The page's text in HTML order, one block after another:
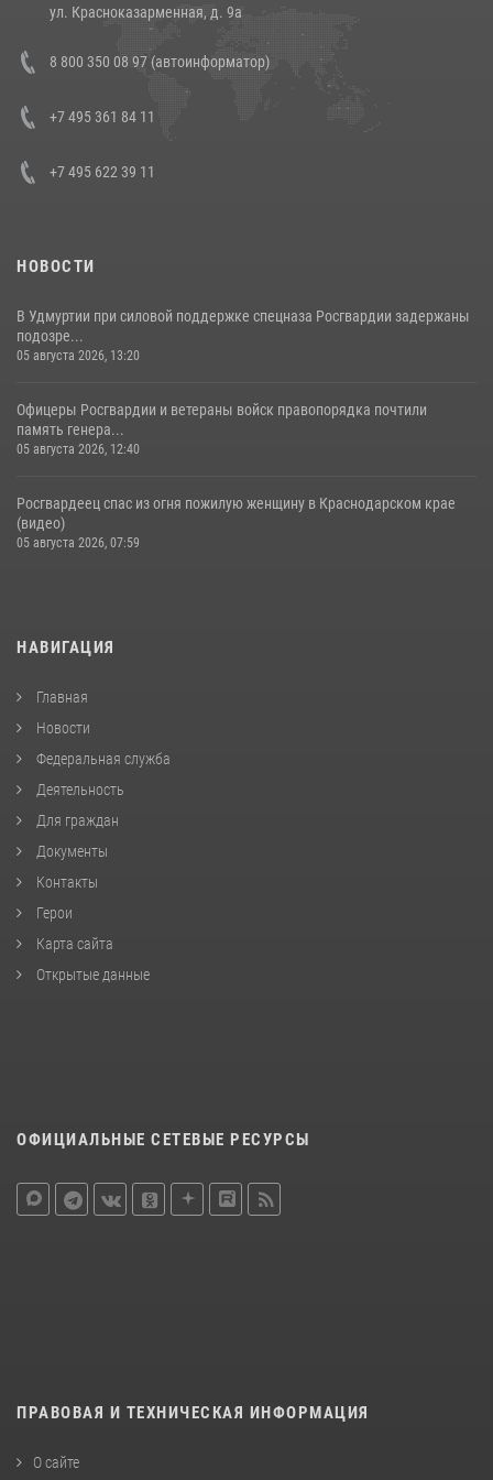
В Росгвардии прошла военно-научная конференция по обобщению
боевого опыта
ул. Красноказарменная, д. 9а
8 800 350 08 97 (автоинформатор)
+7 495 361 84 11
+7 495 622 39 11
НОВОСТИ
В Удмуртии при силовой поддержке спецназа Росгвардии задержаны
подозре...
05 августа 2026, 13:20
Офицеры Росгвардии и ветераны войск правопорядка почтили
память генера...
05 августа 2026, 12:40
Росгвардеец спас из огня пожилую женщину в Краснодарском крае
(видео)
05 августа 2026, 07:59
НАВИГАЦИЯ
Главная
Новости
Федеральная служба
Деятельность
Для граждан
Документы
Контакты
Герои
Карта сайта
Открытые данные
ОФИЦИАЛЬНЫЕ СЕТЕВЫЕ РЕСУРСЫ
ПРАВОВАЯ И ТЕХНИЧЕСКАЯ ИНФОРМАЦИЯ
О сайте